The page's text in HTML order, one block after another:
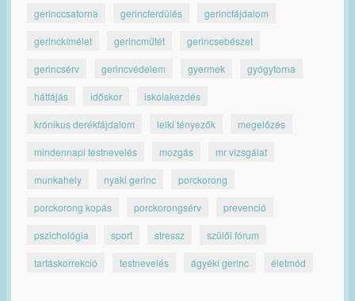
gerinccsatorna gerincferdülés gerincfájdalom
gerinckímélet gerincműtét gerincsebészet
gerincsérv gerincvédelem gyermek gyógytorna
hátfájás időskor iskolakezdés
krónikus derékfájdalom lelki tényezők megelőzés
mindennapi testnevelés mozgás mr vizsgálat
munkahely nyaki gerinc porckorong
porckorong kopás porckorongsérv prevenció
pszichológia sport stressz szülői fórum
tartáskorrekció testnevelés ágyéki gerinc életmód